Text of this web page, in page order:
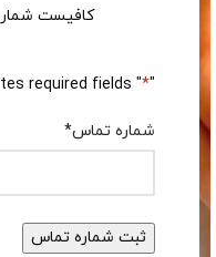
کافیست
"
*
" indicates required fields
شماره تماس*